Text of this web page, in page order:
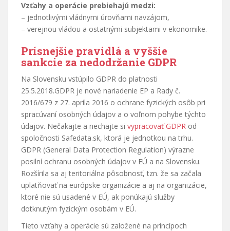
Vzťahy a operácie prebiehajú medzi:
– jednotlivými vládnymi úrovňami navzájom,
– verejnou vládou a ostatnými subjektami v ekonomike.
Prísnejšie pravidlá a vyššie
sankcie za nedodržanie GDPR
Na Slovensku vstúpilo GDPR do platnosti
25.5.2018.GDPR je nové nariadenie EP a Rady č.
2016/679 z 27. apríla 2016 o ochrane fyzických osôb pri
spracúvaní osobných údajov a o voľnom pohybe týchto
údajov. Nečakajte a nechajte si vypracovať GDPR od
spoločnosti Safedata.sk, ktorá je jednotkou na trhu.
GDPR (General Data Protection Regulation) výrazne
posilní ochranu osobných údajov v EÚ a na Slovensku.
Rozšírila sa aj teritoriálna pôsobnosť, tzn. že sa začala
uplatňovať na európske organizácie a aj na organizácie,
ktoré nie sú usadené v EÚ, ak ponúkajú služby
dotknutým fyzickým osobám v EÚ.
Tieto vzťahy a operácie sú založené na princípoch